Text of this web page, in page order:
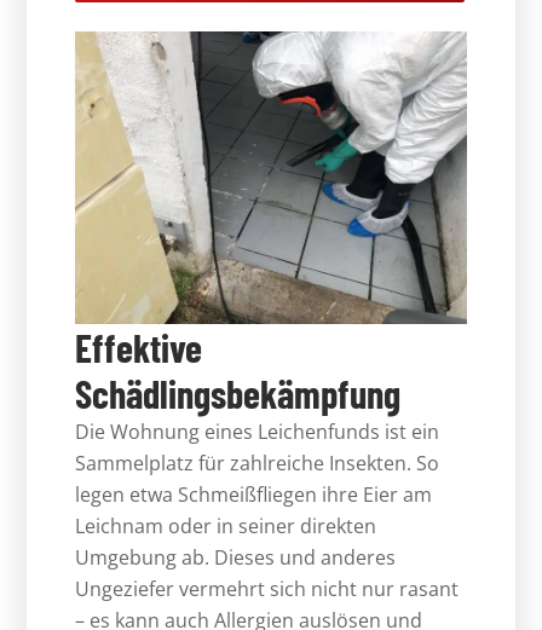
Effektive
Schädlingsbekämpfung
Die Wohnung eines Leichenfunds ist ein
Sammelplatz für zahlreiche Insekten. So
legen etwa Schmeißfliegen ihre Eier am
Leichnam oder in seiner direkten
Umgebung ab. Dieses und anderes
Ungeziefer vermehrt sich nicht nur rasant
– es kann auch Allergien auslösen und